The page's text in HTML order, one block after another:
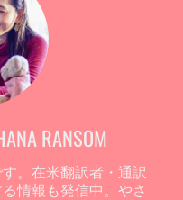
RANSOM
。在米翻訳者・通訳
情報も発信中。やさ